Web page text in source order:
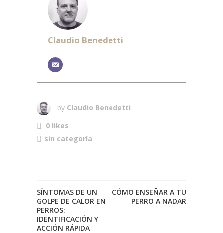
Claudio Benedetti
by Claudio Benedetti
0 likes
sin categoría
SÍNTOMAS DE UN
GOLPE DE CALOR EN
PERROS:
IDENTIFICACIÓN Y
ACCIÓN RÁPIDA
CÓMO ENSEÑAR A TU
PERRO A NADAR